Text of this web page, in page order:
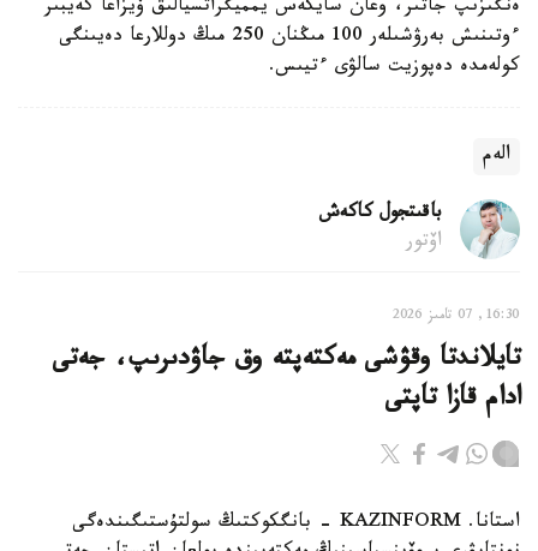
ەنگىزىپ جاتىر، وعان سايكەس يمميگراتسيالىق ۆيزاعا كەيبىر
ءوتىنىش بەرۋشىلەر 100 مىڭنان 250 مىڭ دوللارعا دەيىنگى
كولەمدە دەپوزيت سالۋى ءتيىس.
الەم
باقىتجول كاكەش
اۆتور
16:30, 07 تامىز 2026
تايلاندتا وقۋشى مەكتەپتە وق جاۋدىرىپ، جەتى
ادام قازا تاپتى
استانا. KAZINFORM - بانگكوكتىڭ سولتۇستىگىندەگى